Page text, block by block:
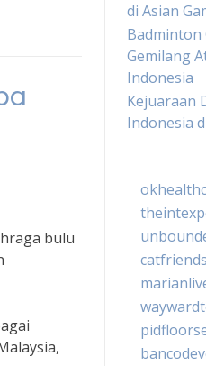
bulu
di Asian
Badminton
Gemilang
Indonesia
Kejuaraan
Indonesia